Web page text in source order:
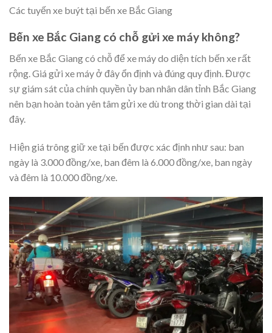
Các tuyến xe buýt tại bến xe Bắc Giang
Bến xe Bắc Giang có chỗ gửi xe máy không?
Bến xe Bắc Giang có chỗ để xe máy do diện tích bến xe rất
rộng. Giá gửi xe máy ở đây ổn định và đúng quy định. Được
sự giám sát của chính quyền ủy ban nhân dân tỉnh Bắc Giang
nên bạn hoàn toàn yên tâm gửi xe dù trong thời gian dài tại
đây.
Hiện giá trông giữ xe tại bến được xác định như sau: ban
ngày là 3.000 đồng/xe, ban đêm là 6.000 đồng/xe, ban ngày
và đêm là 10.000 đồng/xe.